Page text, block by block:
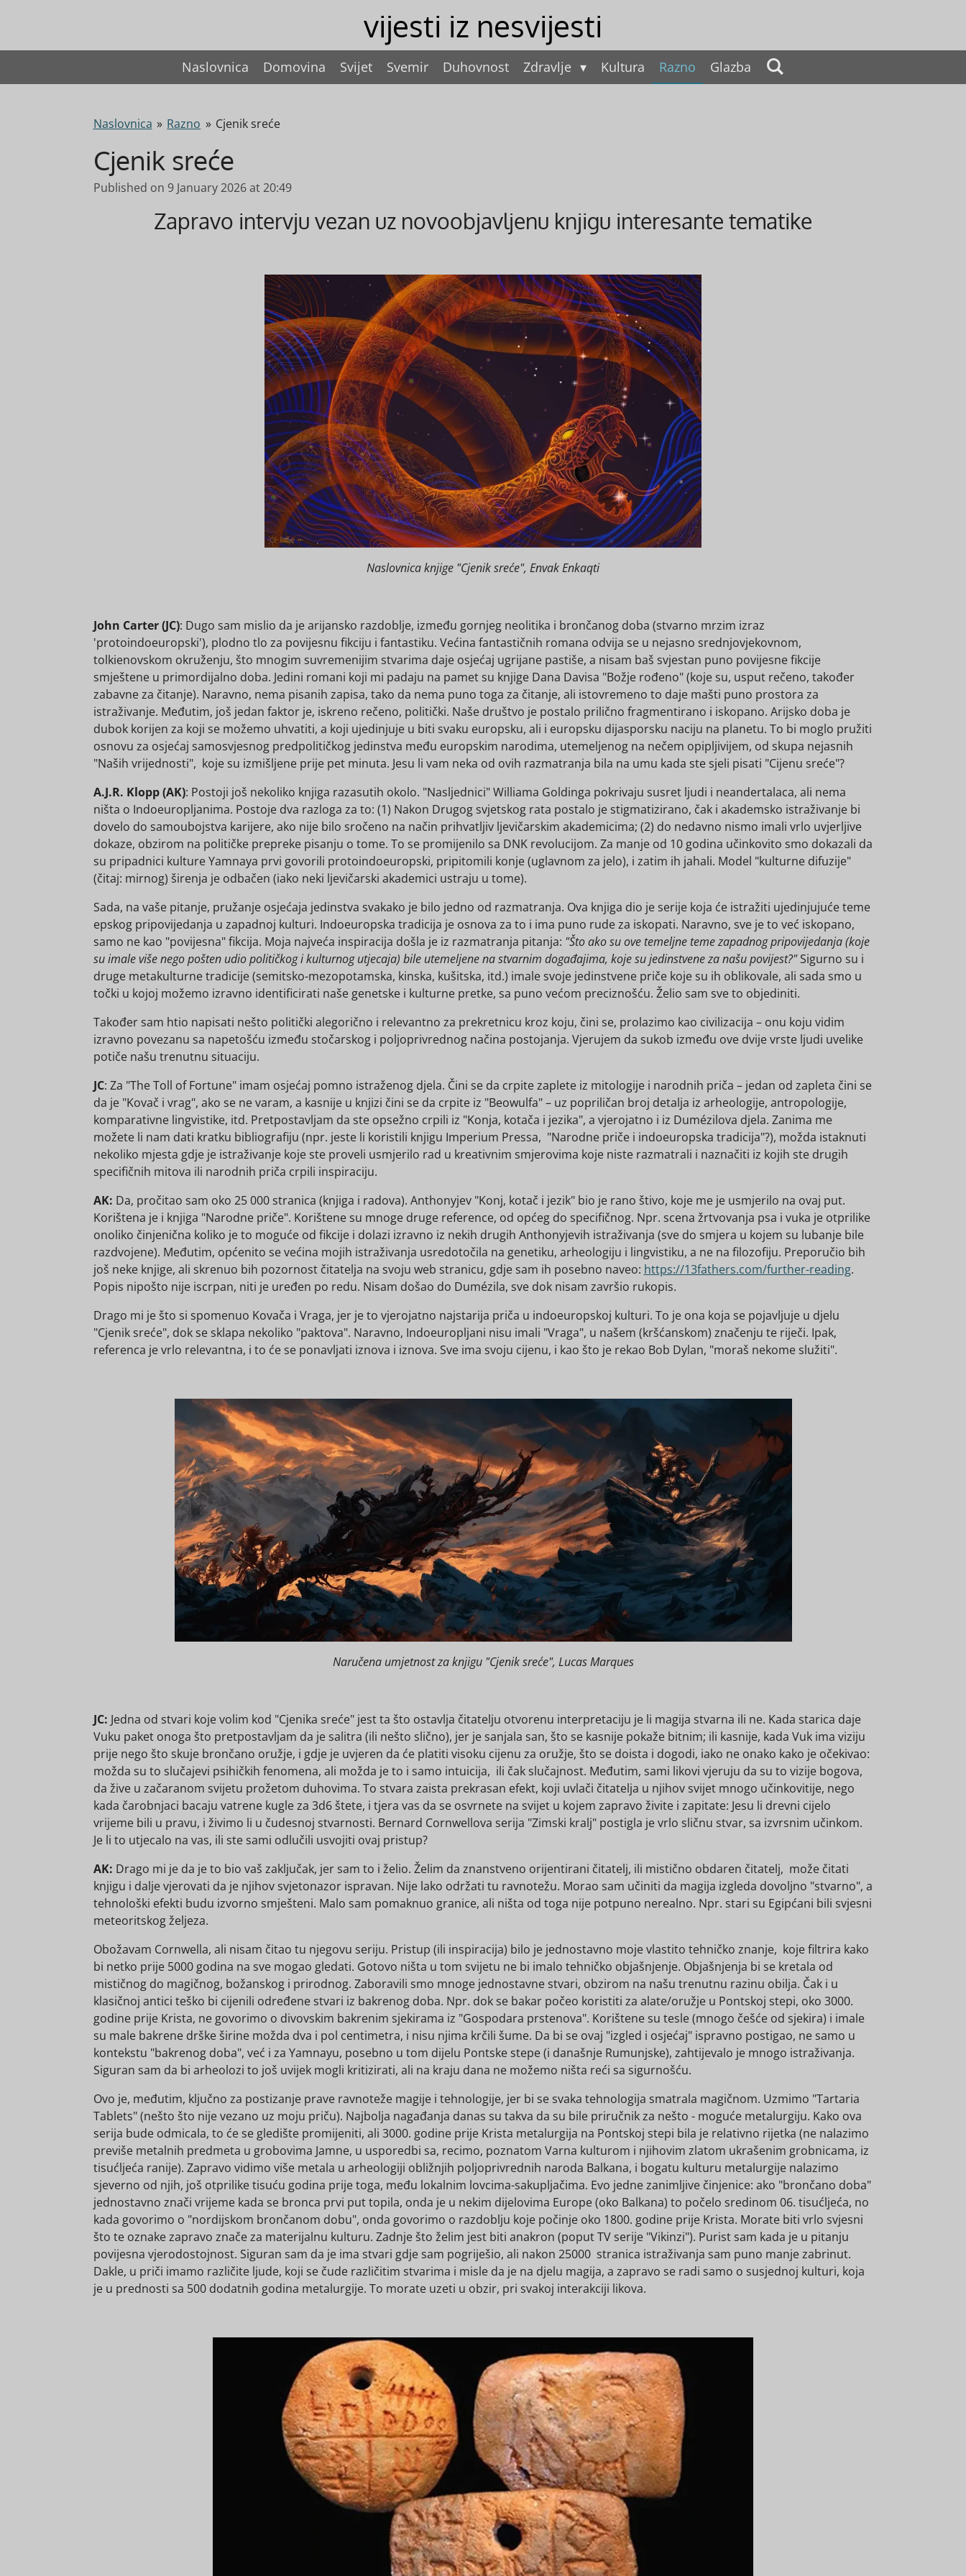
main
vijesti iz nesvijesti
Naslovnica Domovina Svijet Svemir Duhovnost Zdravlje Kultura Razno Glazba
Naslovnica » Razno » Cjenik sreće
Cjenik sreće
Published on 9 January 2026 at 20:49
Zapravo intervju vezan uz novoobjavljenu knjigu interesante tematike
Naslovnica knjige "Cjenik sreće", Envak Enkaqti
John Carter (JC): Dugo sam mislio da je arijansko razdoblje, između gornjeg neolitika i brončanog doba (stvarno mrzim izraz
'protoindoeuropski'), plodno tlo za povijesnu fikciju i fantastiku. Većina fantastičnih romana odvija se u nejasno srednjovjekovnom,
tolkienovskom okruženju, što mnogim suvremenijim stvarima daje osjećaj ugrijane pastiše, a nisam baš svjestan puno povijesne fikcije
smještene u primordijalno doba. Jedini romani koji mi padaju na pamet su knjige Dana Davisa "Božje rođeno" (koje su, usput rečeno, također
zabavne za čitanje). Naravno, nema pisanih zapisa, tako da nema puno toga za čitanje, ali istovremeno to daje mašti puno prostora za
istraživanje. Međutim, još jedan faktor je, iskreno rečeno, politički. Naše društvo je postalo prilično fragmentirano i iskopano. Arijsko doba je
dubok korijen za koji se možemo uhvatiti, a koji ujedinjuje u biti svaku europsku, ali i europsku dijasporsku naciju na planetu. To bi moglo pružiti
osnovu za osjećaj samosvjesnog predpolitičkog jedinstva među europskim narodima, utemeljenog na nečem opipljivijem, od skupa nejasnih
"Naših vrijednosti", koje su izmišljene prije pet minuta. Jesu li vam neka od ovih razmatranja bila na umu kada ste sjeli pisati "Cijenu sreće"?
A.J.R. Klopp (AK): Postoji još nekoliko knjiga razasutih okolo. "Nasljednici" Williama Goldinga pokrivaju susret ljudi i neandertalaca, ali nema
ništa o Indoeuropljanima. Postoje dva razloga za to: (1) Nakon Drugog svjetskog rata postalo je stigmatizirano, čak i akademsko istraživanje bi
dovelo do samoubojstva karijere, ako nije bilo sročeno na način prihvatljiv ljevičarskim akademicima; (2) do nedavno nismo imali vrlo uvjerljive
dokaze, obzirom na političke prepreke pisanju o tome. To se promijenilo sa DNK revolucijom. Za manje od 10 godina učinkovito smo dokazali da
su pripadnici kulture Yamnaya prvi govorili protoindoeuropski, pripitomili konje (uglavnom za jelo), i zatim ih jahali. Model "kulturne difuzije"
(čitaj: mirnog) širenja je odbačen (iako neki ljevičarski akademici ustraju u tome).
Sada, na vaše pitanje, pružanje osjećaja jedinstva svakako je bilo jedno od razmatranja. Ova knjiga dio je serije koja će istražiti ujedinjujuće teme
epskog pripovijedanja u zapadnoj kulturi. Indoeuropska tradicija je osnova za to i ima puno rude za iskopati. Naravno, sve je to već iskopano,
samo ne kao "povijesna" fikcija. Moja najveća inspiracija došla je iz razmatranja pitanja: "Što ako su ove temeljne teme zapadnog pripovijedanja (koje
su imale više nego pošten udio političkog i kulturnog utjecaja) bile utemeljene na stvarnim događajima, koje su jedinstvene za našu povijest?"Sigurno su i
druge metakulturne tradicije (semitsko-mezopotamska, kinska, kušitska, itd.) imale svoje jedinstvene priče koje su ih oblikovale, ali sada smo u
točki u kojoj možemo izravno identificirati naše genetske i kulturne pretke, sa puno većom preciznošću. Želio sam sve to objediniti.
Također sam htio napisati nešto politički alegorično i relevantno za prekretnicu kroz koju, čini se, prolazimo kao civilizacija – onu koju vidim
izravno povezanu sa napetošću između stočarskog i poljoprivrednog načina postojanja. Vjerujem da sukob između ove dvije vrste ljudi uvelike
potiče našu trenutnu situaciju.
JC: Za "The Toll of Fortune" imam osjećaj pomno istraženog djela. Čini se da crpite zaplete iz mitologije i narodnih priča – jedan od zapleta čini se
da je "Kovač i vrag", ako se ne varam, a kasnije u knjizi čini se da crpite iz "Beowulfa" – uz popriličan broj detalja iz arheologije, antropologije,
komparativne lingvistike, itd. Pretpostavljam da ste opsežno crpili iz "Konja, kotača i jezika", a vjerojatno i iz Dumézilova djela. Zanima me
možete li nam dati kratku bibliografiju (npr. jeste li koristili knjigu Imperium Pressa, "Narodne priče i indoeuropska tradicija"?), možda istaknuti
nekoliko mjesta gdje je istraživanje koje ste proveli usmjerilo rad u kreativnim smjerovima koje niste razmatrali i naznačiti iz kojih ste drugih
specifičnih mitova ili narodnih priča crpili inspiraciju.
AK: Da, pročitao sam oko 25 000 stranica (knjiga i radova). Anthonyjev "Konj, kotač i jezik" bio je rano štivo, koje me je usmjerilo na ovaj put.
Korištena je i knjiga "Narodne priče". Korištene su mnoge druge reference, od općeg do specifičnog. Npr. scena žrtvovanja psa i vuka je otprilike
onoliko činjenična koliko je to moguće od fikcije i dolazi izravno iz nekih drugih Anthonyjevih istraživanja (sve do smjera u kojem su lubanje bile
razdvojene). Međutim, općenito se većina mojih istraživanja usredotočila na genetiku, arheologiju i lingvistiku, a ne na filozofiju. Preporučio bih
još neke knjige, ali skrenuo bih pozornost čitatelja na svoju web stranicu, gdje sam ih posebno naveo: https://13fathers.com/further-reading.
Popis nipošto nije iscrpan, niti je uređen po redu. Nisam došao do Dumézila, sve dok nisam završio rukopis.
Drago mi je što si spomenuo Kovača i Vraga, jer je to vjerojatno najstarija priča u indoeuropskoj kulturi. To je ona koja se pojavljuje u djelu
"Cjenik sreće", dok se sklapa nekoliko "paktova". Naravno, Indoeuropljani nisu imali "Vraga", u našem (kršćanskom) značenju te riječi. Ipak,
referenca je vrlo relevantna, i to će se ponavljati iznova i iznova. Sve ima svoju cijenu, i kao što je rekao Bob Dylan, "moraš nekome služiti".
Naručena umjetnost za knjigu "Cjenik sreće", Lucas Marques
JC: Jedna od stvari koje volim kod "Cjenika sreće" jest ta što ostavlja čitatelju otvorenu interpretaciju je li magija stvarna ili ne. Kada starica daje
Vuku paket onoga što pretpostavljam da je salitra (ili nešto slično), jer je sanjala san, što se kasnije pokaže bitnim; ili kasnije, kada Vuk ima viziju
prije nego što skuje brončano oružje, i gdje je uvjeren da će platiti visoku cijenu za oružje, što se doista i dogodi, iako ne onako kako je očekivao:
možda su to slučajevi psihičkih fenomena, ali možda je to i samo intuicija, ili čak slučajnost. Međutim, sami likovi vjeruju da su to vizije bogova,
da žive u začaranom svijetu prožetom duhovima. To stvara zaista prekrasan efekt, koji uvlači čitatelja u njihov svijet mnogo učinkovitije, nego
kada čarobnjaci bacaju vatrene kugle za 3d6 štete, i tjera vas da se osvrnete na svijet u kojem zapravo živite i zapitate: Jesu li drevni cijelo
vrijeme bili u pravu, i živimo li u čudesnoj stvarnosti. Bernard Cornwellova serija "Zimski kralj" postigla je vrlo sličnu stvar, sa izvrsnim učinkom.
Je li to utjecalo na vas, ili ste sami odlučili usvojiti ovaj pristup?
AK: Drago mi je da je to bio vaš zaključak, jer sam to i želio. Želim da znanstveno orijentirani čitatelj, ili mistično obdaren čitatelj, može čitati
knjigu i dalje vjerovati da je njihov svjetonazor ispravan. Nije lako održati tu ravnotežu. Morao sam učiniti da magija izgleda dovoljno "stvarno", a
tehnološki efekti budu izvorno smješteni. Malo sam pomaknuo granice, ali ništa od toga nije potpuno nerealno. Npr. stari su Egipćani bili svjesni
meteoritskog željeza.
Obožavam Cornwella, ali nisam čitao tu njegovu seriju. Pristup (ili inspiracija) bilo je jednostavno moje vlastito tehničko znanje, koje filtrira kako
bi netko prije 5000 godina na sve mogao gledati. Gotovo ništa u tom svijetu ne bi imalo tehničko objašnjenje. Objašnjenja bi se kretala od
mističnog do magičnog, božanskog i prirodnog. Zaboravili smo mnoge jednostavne stvari, obzirom na našu trenutnu razinu obilja. Čak i u
klasičnoj antici teško bi cijenili određene stvari iz bakrenog doba. Npr. dok se bakar počeo koristiti za alate/oružje u Pontskoj stepi, oko 3000.
godine prije Krista, ne govorimo o divovskim bakrenim sjekirama iz "Gospodara prstenova". Korištene su tesle (mnogo češće od sjekira) i imale
su male bakrene drške širine možda dva i pol centimetra, i nisu njima krčili šume. Da bi se ovaj "izgled i osjećaj" ispravno postigao, ne samo u
kontekstu "bakrenog doba", već i za Yamnayu, posebno u tom dijelu Pontske stepe (i današnje Rumunjske), zahtijevalo je mnogo istraživanja.
Siguran sam da bi arheolozi to još uvijek mogli kritizirati, ali na kraju dana ne možemo ništa reći sa sigurnošću.
Ovo je, međutim, ključno za postizanje prave ravnoteže magije i tehnologije, jer bi se svaka tehnologija smatrala magičnom. Uzmimo "Tartaria
Tablets" (nešto što nije vezano uz moju priču). Najbolja nagađanja danas su takva da su bile priručnik za nešto - moguće metalurgiju. Kako ova
serija bude odmicala, to će se gledište promijeniti, ali 3000. godine prije Krista metalurgija na Pontskoj stepi bila je relativno rijetka (ne nalazimo
previše metalnih predmeta u grobovima Jamne, u usporedbi sa, recimo, poznatom Varna kulturom i njihovim zlatom ukrašenim grobnicama, iz
tisućljeća ranije). Zapravo vidimo više metala u arheologiji obližnjih poljoprivrednih naroda Balkana, i bogatu kulturu metalurgije nalazimo
sjeverno od njih, još otprilike tisuću godina prije toga, među lokalnim lovcima-sakupljačima. Evo jedne zanimljive činjenice: ako "brončano doba"
jednostavno znači vrijeme kada se bronca prvi put topila, onda je u nekim dijelovima Europe (oko Balkana) to počelo sredinom 06. tisućljeća, no
kada govorimo o "nordijskom brončanom dobu", onda govorimo o razdoblju koje počinje oko 1800. godine prije Krista. Morate biti vrlo svjesni
što te oznake zapravo znače za materijalnu kulturu. Zadnje što želim jest biti anakron (poput TV serije "Vikinzi"). Purist sam kada je u pitanju
povijesna vjerodostojnost. Siguran sam da je ima stvari gdje sam pogriješio, ali nakon 25000 stranica istraživanja sam puno manje zabrinut.
Dakle, u priči imamo različite ljude, koji se čude različitim stvarima i misle da je na djelu magija, a zapravo se radi samo o susjednoj kulturi, koja
je u prednosti sa 500 dodatnih godina metalurgije. To morate uzeti u obzir, pri svakoj interakciji likova.